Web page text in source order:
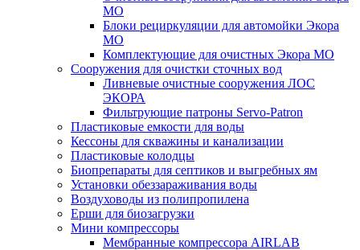
МО
Блоки рециркуляции для автомойки Экора
МО
Комплектующие для очистных Экора МО
Сооружения для очистки сточных вод
Ливневые очистные сооружения ЛОС
ЭКОРА
Фильтрующие патроны Servo-Patron
Пластиковые емкости для воды
Кессоны для скважины и канализации
Пластиковые колодцы
Биопрепараты для септиков и выгребных ям
Установки обеззараживания воды
Воздуховоды из полипропилена
Ерши для биозагрузки
Мини компрессоры
Мембранные компрессора AIRLAB